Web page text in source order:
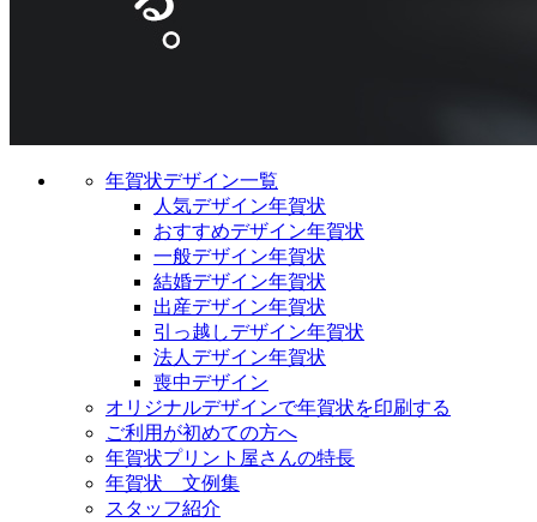
年賀状デザイン一覧
人気デザイン年賀状
おすすめデザイン年賀状
一般デザイン年賀状
結婚デザイン年賀状
出産デザイン年賀状
引っ越しデザイン年賀状
法人デザイン年賀状
喪中デザイン
オリジナルデザインで年賀状を印刷する
ご利用が初めての方へ
年賀状プリント屋さんの特長
年賀状 文例集
スタッフ紹介